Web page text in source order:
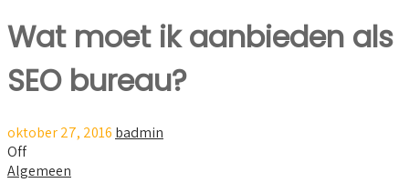
Wat moet ik aanbieden als
SEO bureau?
oktober 27, 2016 badmin
Off
Algemeen